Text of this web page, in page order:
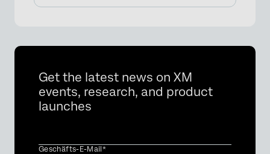
Get the latest news on XM
events, research, and product
launches
Geschäfts-E-Mail*